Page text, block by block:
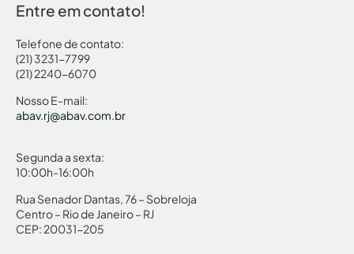
Entre em contato!
Telefone de contato:
(21) 3231-7799
(21) 2240-6070
Nosso E-mail:
abav.rj@abav.com.br
Segunda a sexta:
10:00h-16:00h
Rua Senador Dantas, 76 – Sobreloja
Centro – Rio de Janeiro – RJ
CEP: 20031-205